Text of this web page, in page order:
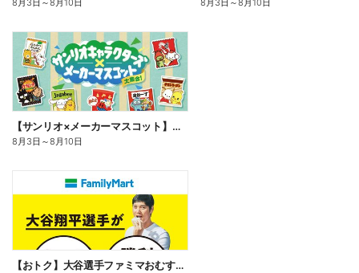
【サンリオ×メーカーマスコット】オリジナルグッズ貰える!
8月3日 ～8月10日
【おトク】大谷選手ファミマおむすび割